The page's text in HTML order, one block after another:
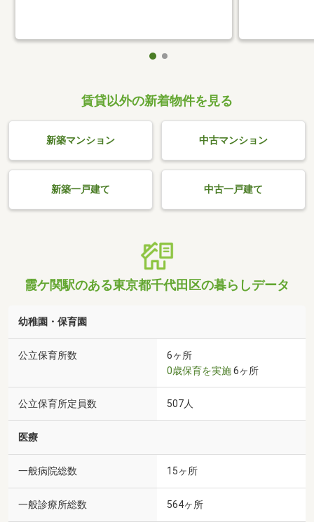
賃貸以外の新着物件を見る
新築マンション 中古マンション
新築一戸建て 中古一戸建て
霞ケ関駅のある東京都千代田区の暮らしデータ
幼稚園・保育園
公立保育所数
6ヶ所
0歳保育を実施6ヶ所
公立保育所定員数 507人
医療
一般病院総数 15ヶ所
一般診療所総数 564ヶ所